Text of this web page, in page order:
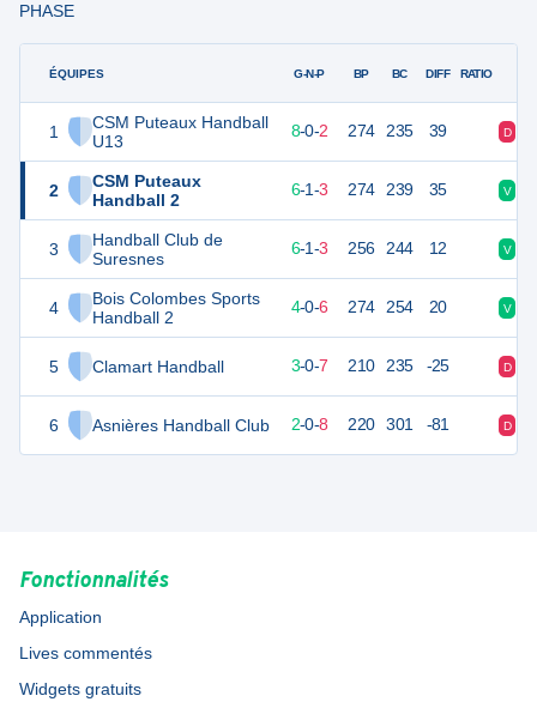
PHASE
ÉQUIPES
1
CSM Puteaux Handball
U13
2
CSM Puteaux
Handball 2
3
Handball Club de
Suresnes
4
Bois Colombes Sports
Handball 2
5 Clamart Handball
6 Asnières Handball Club
G-N-P BP BC DIFF RATIO
26 10 8-0-2 274 235 39 D
6-1-3 274 239 35 V
23 6-1-3 256 244 12 V
18 10 4-0-6 274 254 20 V
16 3-0-7 210 235 -25 D
14 10 2-0-8 220 301 -81 D
Fonctionnalités
Application
Lives commentés
Widgets gratuits